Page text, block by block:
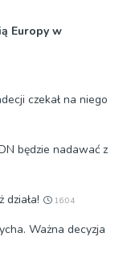
Europy w
czekał na niego
będzie nadawać z
16:04
Ważna decyzja